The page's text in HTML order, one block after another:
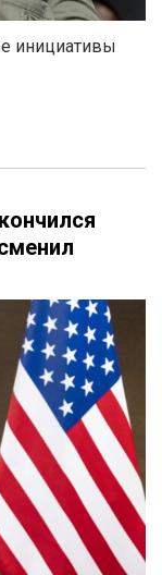
инициативы